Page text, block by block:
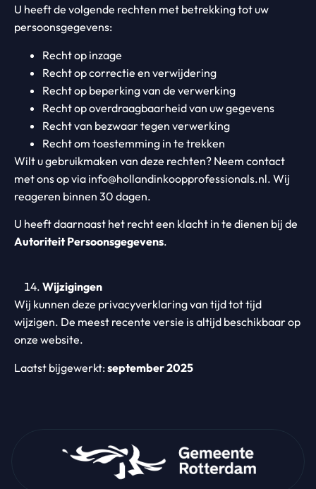
U heeft de volgende rechten met betrekking tot uw
persoonsgegevens:
Recht op inzage
Recht op correctie en verwijdering
Recht op beperking van de verwerking
Recht op overdraagbaarheid van uw gegevens
Recht van bezwaar tegen verwerking
Recht om toestemming in te trekken
Wilt u gebruikmaken van deze rechten? Neem contact
met ons op via info@hollandinkoopprofessionals.nl. Wij
reageren binnen 30 dagen.
U heeft daarnaast het recht een klacht in te dienen bij de
Autoriteit Persoonsgegevens.
Wijzigingen
Wij kunnen deze privacyverklaring van tijd tot tijd
wijzigen. De meest recente versie is altijd beschikbaar op
onze website.
Laatst bijgewerkt:september 2025